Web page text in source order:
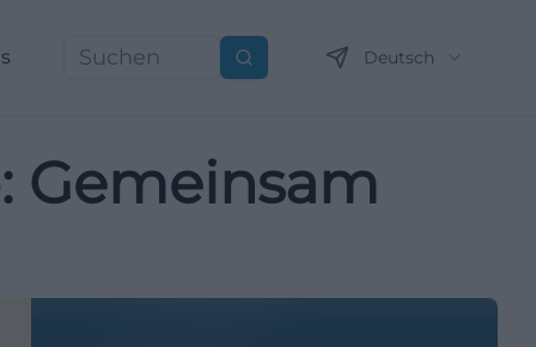
Suchen Deutsch
Gemeinsam